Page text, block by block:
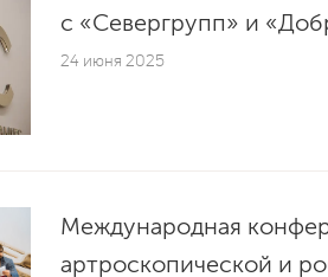
с «Севергрупп» и
24 июня 2025
Международная
артроскопической и